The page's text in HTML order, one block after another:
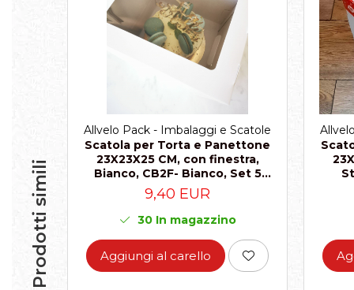
Scatole Senza Finestra per Mini
Prodotti simili
Allvelo Pack - Imbalaggi e Scatole
Scatola per Torta e Panettone
23X23X25 CM, con finestra,
Bianco, CB2F- Bianco, Set 5
Pezzi
9,40 EUR
30In magazzino
Aggiungi al carello